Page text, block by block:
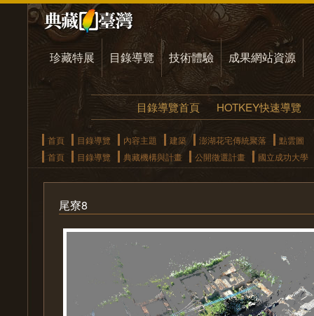
珍藏特展 目錄導覽 技術體驗 成果網站資源
目錄導覽首頁 HOTKEY快速導覽
首頁 目錄導覽 內容主題 建築 澎湖花宅傳統聚落
點雲圖
首頁
目錄導覽 典藏機構與計畫 公開徵選計畫 國立成功大學
尾寮8